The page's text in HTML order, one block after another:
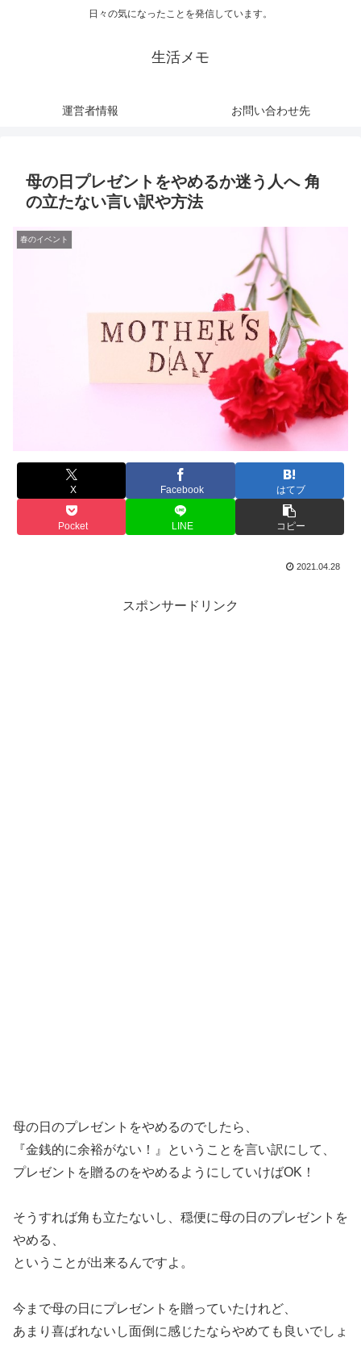
日々の気になったことを発信しています。
生活メモ
運営者情報 お問い合わせ先
母の日プレゼントをやめるか迷う人へ 角
の立たない言い訳や方法
春のイベント
X Facebook はてブ
Pocket LINE コピー
2021.04.28
スポンサードリンク
母の日のプレゼントをやめるのでしたら、
『金銭的に余裕がない！』ということを言い訳にして、
プレゼントを贈るのをやめるようにしていけばOK！
そうすれば角も立たないし、穏便に母の日のプレゼントを
やめる、
ということが出来るんですよ。
今まで母の日にプレゼントを贈っていたけれど、
あまり喜ばれないし面倒に感じたならやめても良いでしょ